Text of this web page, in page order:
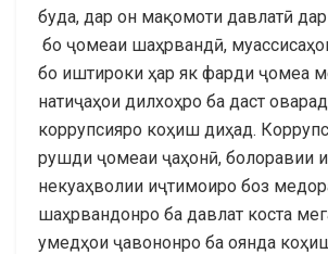
буда, дар он мақомоти давлатӣ дар
бо ҷомеаи шаҳрвандӣ,
бо иштироки ҳар як фарди ҷомеа
натиҷаҳои дилхоҳро ба даст
коррупсияро коҳиш диҳад.
рушди ҷомеаи ҷаҳонӣ, болоравии
некуаҳволии иҷтимоиро боз
шаҳрвандонро ба давлат коста
умедҳои ҷавононро ба оянда